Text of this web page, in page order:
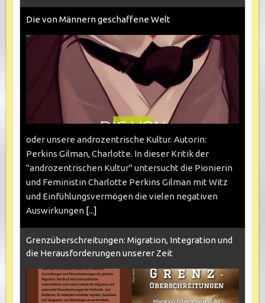
Die von Männern geschaffene Welt
oder unsere androzentrische Kultur. Autorin:
Perkins Gilman, Charlotte. In dieser Kritik der
"androzentrischen Kultur" untersucht die Pionierin
und Feministin Charlotte Perkins Gilman mit Witz
und Einfühlungsvermögen die vielen negativen
Auswirkungen [...]
Grenzüberschreitungen: Migration, Integration und
die Herausforderungen unserer Zeit